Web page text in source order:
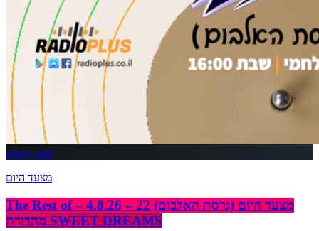
insert_link
מצעד היום
The Rest of מצעד היום (גרסת האלבום) 22 – 4.8.26 –
מהדורת SWEET DREAMS